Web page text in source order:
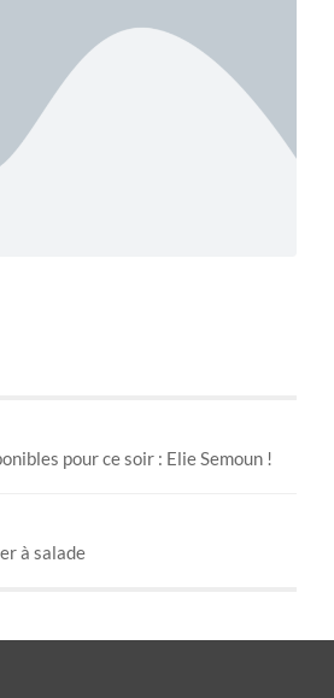
pour ce soir : Elie Semoun !
à salade